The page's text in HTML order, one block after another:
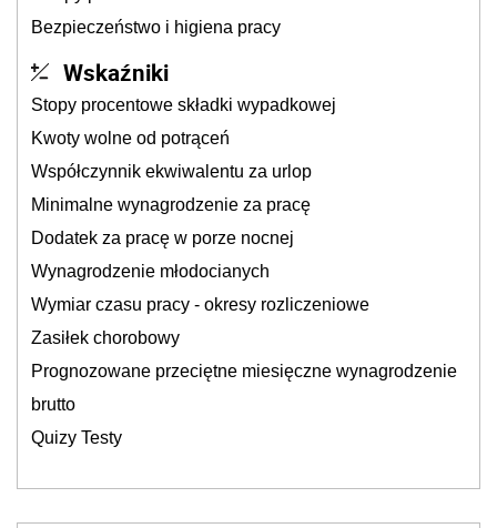
Bezpieczeństwo i higiena pracy
Wskaźniki
Stopy procentowe składki wypadkowej
Kwoty wolne od potrąceń
Współczynnik ekwiwalentu za urlop
Minimalne wynagrodzenie za pracę
Dodatek za pracę w porze nocnej
Wynagrodzenie młodocianych
Wymiar czasu pracy - okresy rozliczeniowe
Zasiłek chorobowy
Prognozowane przeciętne miesięczne wynagrodzenie
brutto
Quizy Testy